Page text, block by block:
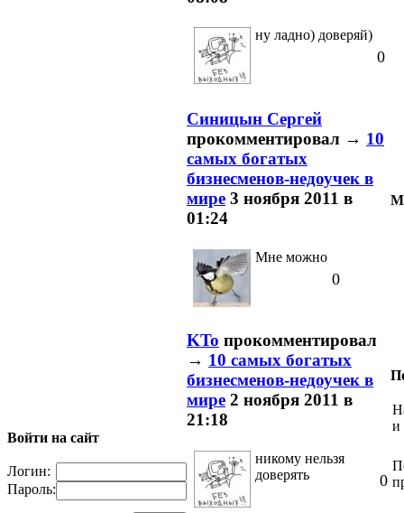
Войти на сайт
Логин:
Пароль:
ну ладно) доверяй)
0
Синицын Сергей
прокомментировал → 10
самых богатых
бизнесменов-недоучек в
мире 3 ноября 2011 в
01:24
Мне можно
0
KTo прокомментировал
→ 10 самых богатых
бизнесменов-недоучек в
мире 2 ноября 2011 в
21:18
никому нельзя
доверять
0
и